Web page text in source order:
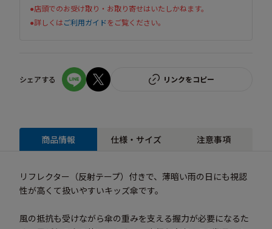
●店頭でのお受け取り・お取り寄せはいたしかねます。
●詳しくはご利用ガイドをご覧ください。
シェアする リンクをコピー
商品情報 仕様・サイズ 注意事項
リフレクター（反射テープ）付きで、薄暗い雨の日にも視認
性が高くて扱いやすいキッズ傘です。
風の抵抗も受けながら傘の重みを支える握力が必要になるた